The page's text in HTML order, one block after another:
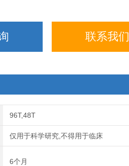
联系我们
96T,48T
仅用于科学研究,不得用于临床
6个月